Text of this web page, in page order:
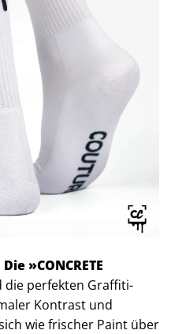
»CONCRETE
die perfekten Graffiti-
Kontrast und
wie frischer Paint über